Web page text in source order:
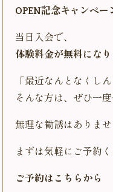
OPEN記念キャンペー
当日入会で、
体験料金が無料になり
「最近なんとなくしん
そんな方は、ぜひ一
無理な勧誘はありませ
まずは気軽にご予約く
ご予約はこちらから